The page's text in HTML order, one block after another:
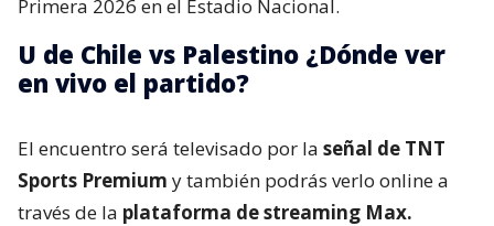
Primera 2026 en el Estadio Nacional.
U de Chile vs Palestino ¿Dónde ver
en vivo el partido?
El encuentro será televisado por la señal de TNT
Sports Premium y también podrás verlo online a
través de la plataforma de streaming Max.